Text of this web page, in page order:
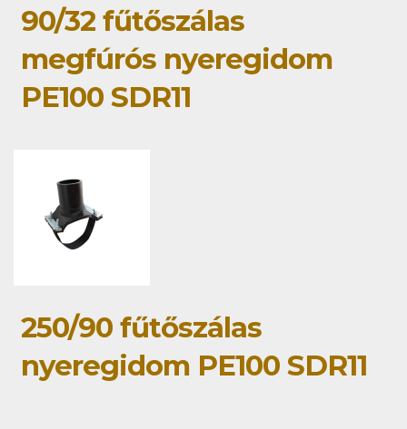
90/32 fűtőszálas
megfúrós nyeregidom
PE100 SDR11
250/90 fűtőszálas
nyeregidom PE100 SDR11